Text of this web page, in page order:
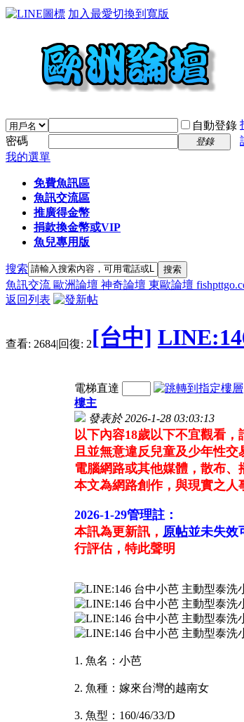
加入最愛切換到寬版
自動登錄
密碼
登錄
我的選單
免費魚訊區
魚訊交流區
推廣得金幣
捐款換金幣或VIP
魚兒專用版
搜索 搜索
魚訊交流 歐洲論壇 神奇論壇 東歐論壇
返回列表
查看: 2684|回復: 2[台中]
電梯直達
樓主
發表於 2026-1-28 03:03:13
以下內容18歲以下不宜觀看
且並無意違反兒童及少年性
電腦網路或其他媒體，散布
本文為網路創作，與現實之人
2026-1-29管理註：
本訊為更新訊， 原帖並未失效
行評估，特此聲明
1. 魚名：小芭
2. 魚種：嫁來台灣的越南女
3. 魚型：160/46/33/D